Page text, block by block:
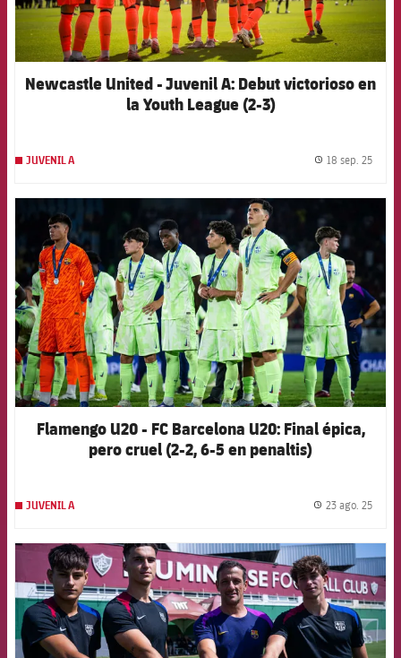
Newcastle United - Juvenil A: Debut victorioso en
la Youth League (2-3)
JUVENIL A 18 sep. 25
FCB Barcelona badge
Flamengo U20 - FC Barcelona U20: Final épica,
pero cruel (2-2, 6-5 en penaltis)
JUVENIL A 23 ago. 25
FCB Barcelona badge